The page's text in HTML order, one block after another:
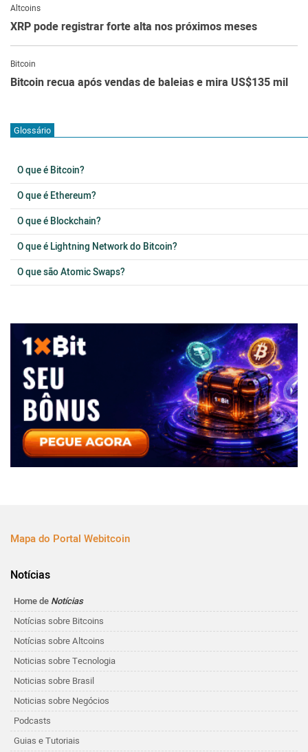
Altcoins
XRP pode registrar forte alta nos próximos meses
Bitcoin
Bitcoin recua após vendas de baleias e mira US$135 mil
Glossário
O que é Bitcoin?
O que é Ethereum?
O que é Blockchain?
O que é Lightning Network do Bitcoin?
O que são Atomic Swaps?
Mapa do Portal Webitcoin
Notícias
Home de Notícias
Notícias sobre Bitcoins
Notícias sobre Altcoins
Noticias sobre Tecnologia
Noticias sobre Brasil
Noticias sobre Negócios
Podcasts
Guias e Tutoriais